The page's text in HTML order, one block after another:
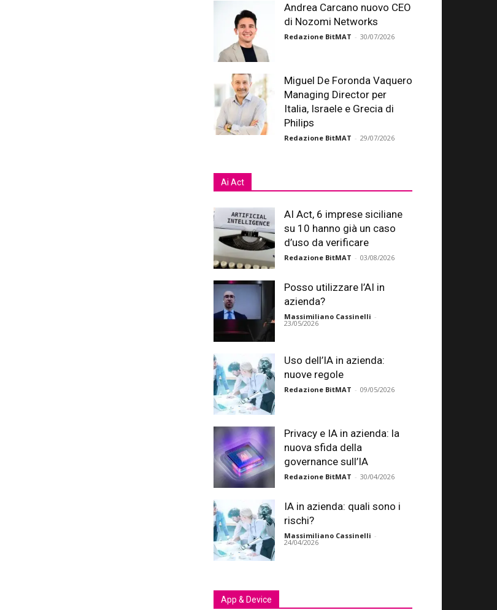
Andrea Carcano nuovo CEO
di Nozomi Networks
Redazione BitMAT - 30/07/2026
Miguel De Foronda Vaquero
Managing Director per
Italia, Israele e Grecia di
Philips
Redazione BitMAT - 29/07/2026
Ai Act
AI Act, 6 imprese siciliane
su 10 hanno già un caso
d’uso da verificare
Redazione BitMAT - 03/08/2026
Posso utilizzare l’AI in
azienda?
Massimiliano Cassinelli -
23/05/2026
Uso dell’IA in azienda:
nuove regole
Redazione BitMAT - 09/05/2026
Privacy e IA in azienda: la
nuova sfida della
governance sull’IA
Redazione BitMAT - 30/04/2026
IA in azienda: quali sono i
rischi?
Massimiliano Cassinelli -
24/04/2026
App & Device